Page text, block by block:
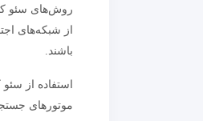
روش‌های سئو
از شبکه‌های
باشند.
استفاده از
موتورهای